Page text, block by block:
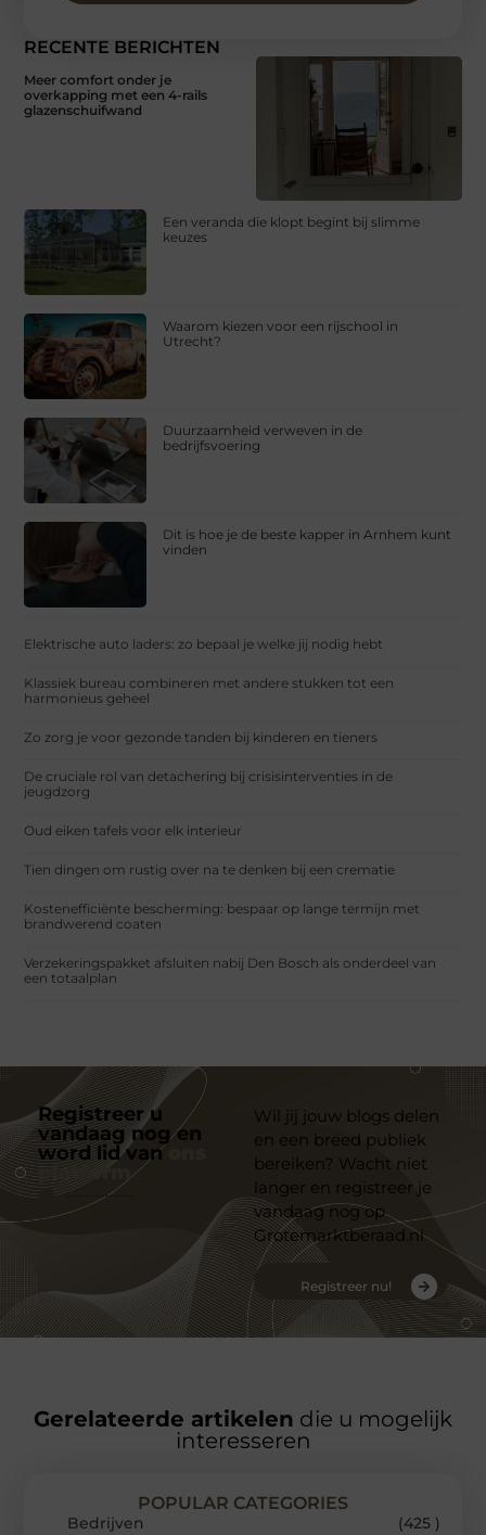
RECENTE BERICHTEN
Meer comfort onder je
overkapping met een 4-rails
glazenschuifwand
Een veranda die klopt begint bij slimme
keuzes
Waarom kiezen voor een rijschool in
Utrecht?
Duurzaamheid verweven in de
bedrijfsvoering
Dit is hoe je de beste kapper in Arnhem kunt
vinden
Elektrische auto laders: zo bepaal je welke jij nodig hebt
Klassiek bureau combineren met andere stukken tot een
harmonieus geheel
Zo zorg je voor gezonde tanden bij kinderen en tieners
De cruciale rol van detachering bij crisisinterventies in de
jeugdzorg
Oud eiken tafels voor elk interieur
Tien dingen om rustig over na te denken bij een crematie
Kostenefficiënte bescherming: bespaar op lange termijn met
brandwerend coaten
Verzekeringspakket afsluiten nabij Den Bosch als onderdeel van
een totaalplan
Registreer u
vandaag nog en
word lid van
platform
Wil jij jouw blogs delen
en een breed publiek
bereiken? Wacht niet
langer en registreer je
vandaag nog op
Grotemarktberaad.nl
Registreer nu!
Gerelateerde artikelen die u mogelijk
interesseren
POPULAR CATEGORIES
Bedrijven
(425 )